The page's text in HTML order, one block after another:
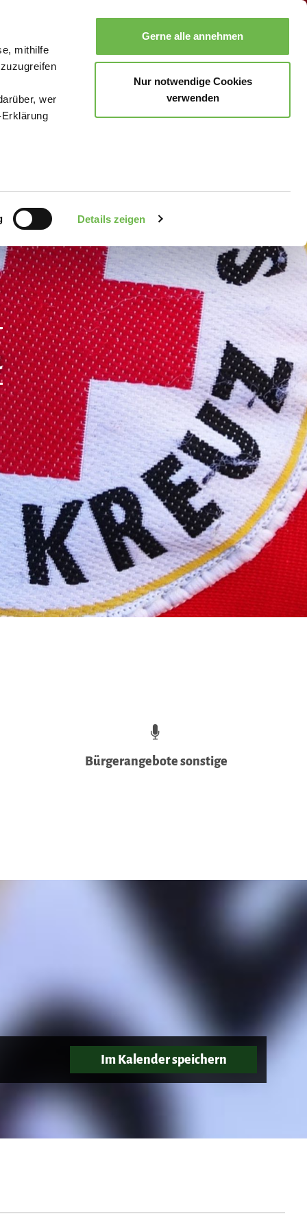
mithilfe
wer
Medien
in
Google
1 S. 1 lit.
Kontroll-
Boxen
Details zeigen
Gerne alle annehmen
Nur notwendige Cookies
verwenden
Suche Buchen Menü
Bürgerangebote sonstige
Im Kalender speichern